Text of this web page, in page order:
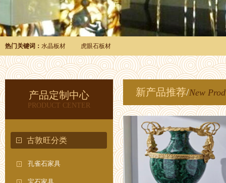
热门关键词： 水晶板材 虎眼石板材
产品定制中心
PRODUCT CENTER
古敦旺分类
孔雀石家具
新产品推荐/New